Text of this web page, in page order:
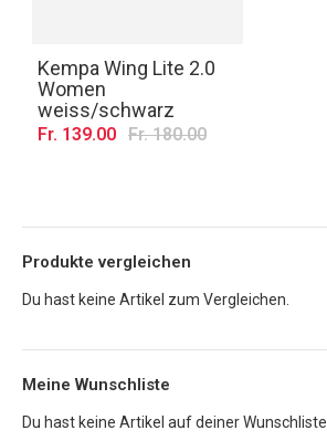
Kempa Wing Lite 2.0
Women
weiss/schwarz
Fr. 139.00 Fr. 180.00
Produkte vergleichen
Du hast keine Artikel zum Vergleichen.
Meine Wunschliste
Du hast keine Artikel auf deiner Wunschliste.